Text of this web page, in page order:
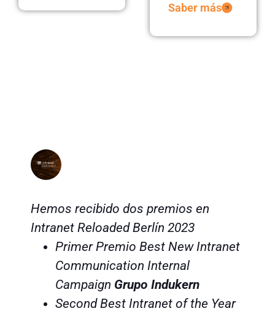
Saber más
Hemos recibido dos premios en
Intranet Reloaded Berlín 2023
Primer Premio Best New Intranet
Communication Internal
Campaign Grupo Indukern
Second Best Intranet of the Year